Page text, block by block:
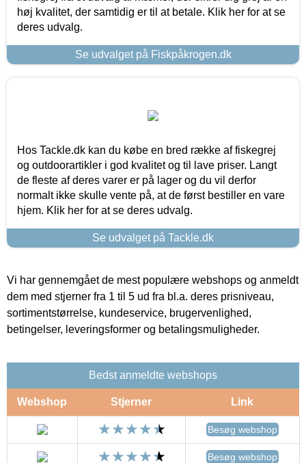
høj kvalitet, der samtidig er til at betale. Klik her for at se
deres udvalg.
Se udvalget på Fiskpåkrogen.dk
Hos Tackle.dk kan du købe en bred række af fiskegrej
og outdoorartikler i god kvalitet og til lave priser. Langt
de fleste af deres varer er på lager og du vil derfor
normalt ikke skulle vente på, at de først bestiller en vare
hjem. Klik her for at se deres udvalg.
Se udvalget på Tackle.dk
Vi har gennemgået de mest populære webshops og anmeldt
dem med stjerner fra 1 til 5 ud fra bl.a. deres prisniveau,
sortimentstørrelse, kundeservice, brugervenlighed,
betingelser, leveringsformer og betalingsmuligheder.
Bedst anmeldte webshops
Webshop Stjerner Link
Besøg webshop
Besøg webshop